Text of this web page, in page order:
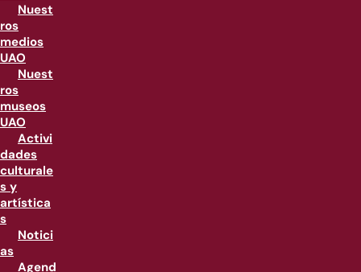
Nuest
ros
medios
UAO
Nuest
ros
museos
UAO
Activi
dades
culturale
s y
artística
s
Notici
as
Agend